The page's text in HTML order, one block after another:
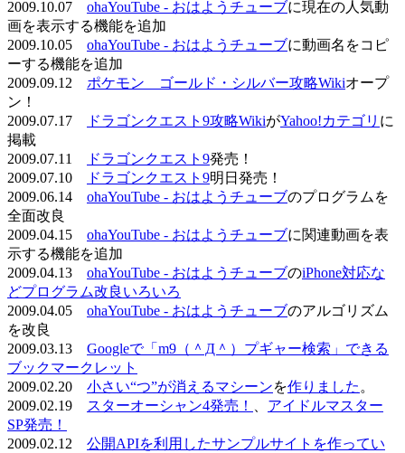
2009.10.07 ohaYouTube - おはようチューブに現在の人気動
画を表示する機能を追加
2009.10.05 ohaYouTube - おはようチューブに動画名をコピ
ーする機能を追加
2009.09.12 ポケモン ゴールド・シルバー攻略Wikiオープ
ン！
2009.07.17
ドラゴンクエスト9攻略WikiがYahoo!カテゴリ に
掲載
2009.07.11
ドラゴンクエスト9発売！
2009.07.10
ドラゴンクエスト9明日発売！
2009.06.14 ohaYouTube - おはようチューブのプログラムを
全面改良
2009.04.15 ohaYouTube - おはようチューブに関連動画を表
示する機能を追加
2009.04.13 ohaYouTube - おはようチューブのiPhone対応な
どプログラム改良いろいろ
2009.04.05 ohaYouTube - おはようチューブのアルゴリズム
を改良
2009.03.13 Googleで「m9（＾Д＾）プギャー検索」できる
ブックマークレット
2009.02.20 小さい“つ”が消えるマシーンを作りました 。
2009.02.19
スターオーシャン4発売！
アイドルマスター
SP発売！
2009.02.12 公開APIを利用したサンプルサイトを作ってい